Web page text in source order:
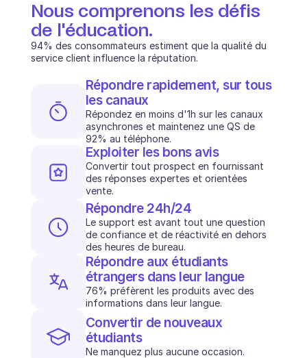
Voyage
Service publics
INDUSTRIES
B2B SaaS
Plateforme C2C
Ecommerce
Éducation
Fintech
Assurance
Logistique
Place de marché
Mobilité
Télécommunication
Voyage
Service publics
FONCTIONNALITÉS
Onboarding agent
Formation agent
Base de connaissances
Nous comprenons les défis
de l'éducation.
94% des consommateurs estiment que la qualité du
service client influence la réputation.
Répondre rapidement, sur tous
les canaux
Répondez en moins d'1h sur les canaux
asynchrones et maintenez une QS de
92% au téléphone.
Exploiter les bons avis
Convertir tout prospect en fournissant
des réponses expertes et orientées
vente.
Répondre 24h/24
Le support est avant tout une question
de confiance et de réactivité en dehors
des heures de bureau.
Répondre aux étudiants
étrangers dans leur langue
76% préfèrent les produits avec des
informations dans leur langue.
Convertir de nouveaux
étudiants
Ne manquez plus aucune occasion.